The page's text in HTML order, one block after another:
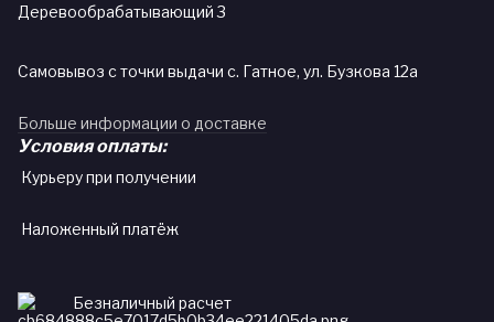
Деревообрабатывающий 3
Самовывоз с точки выдачи с. Гатное, ул. Бузкова 12а
Больше информации о доставке
Условия оплаты:
Курьеру при получении
Наложенный платёж
Безналичный расчет